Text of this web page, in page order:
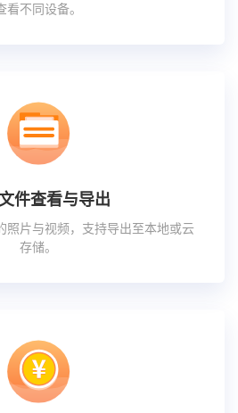
看不同设备。
件查看与导出
照片与视频，支持导出至本地或云
存储。